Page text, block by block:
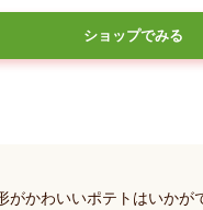
ショップでみる
がかわいいポテトはいか